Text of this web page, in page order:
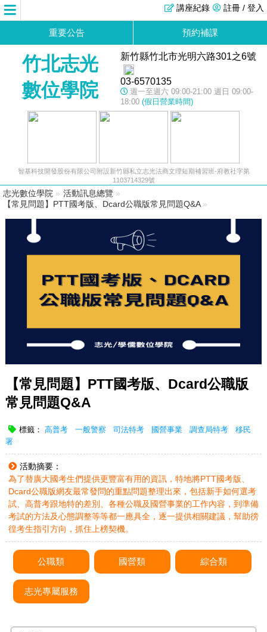
註冊 / 登入
講座紀錄
重要公告 預約補課
竹北志光
數位學院
新竹縣竹北市光明六路301之6號
03-6570135
週一至週六 09:00-21:00 週日 09:00-
18:00 (假日營業時間)
智基科技開發股份有限公司附設新竹縣私立志光法商文理短期補習班-府教社字第
1103714329號
志光數位學院 » 活動訊息總覽 »
【常見問題】PTT國考版、Dcard公職版常見問題Q&A»
【常見問題】PTT國考版、Dcard公職版
常見問題Q&A
標籤： 高普考 一般警察 司法特考 國營事業 調查局特考
移民
署
活動摘要：
為了替廣大國考生們提供更豐富有用的資訊，特地將PTT國考版、
Dcard公職版網友最常發問的重點問題整理出來，包括新手如何選考
試、高普考跟地特的差別、各種公職及國營事業的工作內容，到準備
考試的方法及心態調整等等都一應具全，逐一提供相關建議，幫助徬
徨考生指引方向，抓住上榜契機。
公職類 國營類 綜合類
志光專屬服務